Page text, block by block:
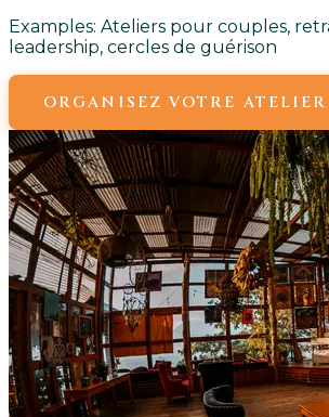
Examples: Ateliers pour couples,
leadership, cercles de guérison
ORGANISEZ VOTRE ATELIER